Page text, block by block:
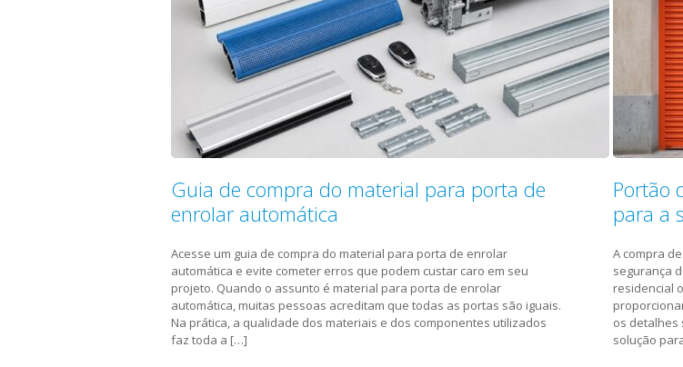
Guia de compra do material para porta de
enrolar automática
Acesse um guia de compra do material para porta de enrolar
automática e evite cometer erros que podem custar caro em seu
projeto. Quando o assunto é material para porta de enrolar
automática, muitas pessoas acreditam que todas as portas são iguais.
Na prática, a qualidade dos materiais e dos componentes utilizados
faz toda a […]
Portão
para a
A compra
segurança
residencial
os detalhes
solução